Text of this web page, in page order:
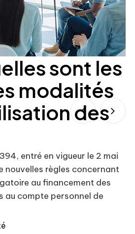
sont les
modalités
des
entré en vigueur le 2 mai
nouvelles règles concernant
au financement des
au compte personnel de